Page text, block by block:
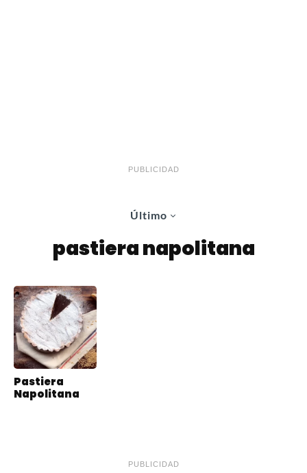
PUBLICIDAD
Último
pastiera napolitana
Pastiera
Napolitana
PUBLICIDAD